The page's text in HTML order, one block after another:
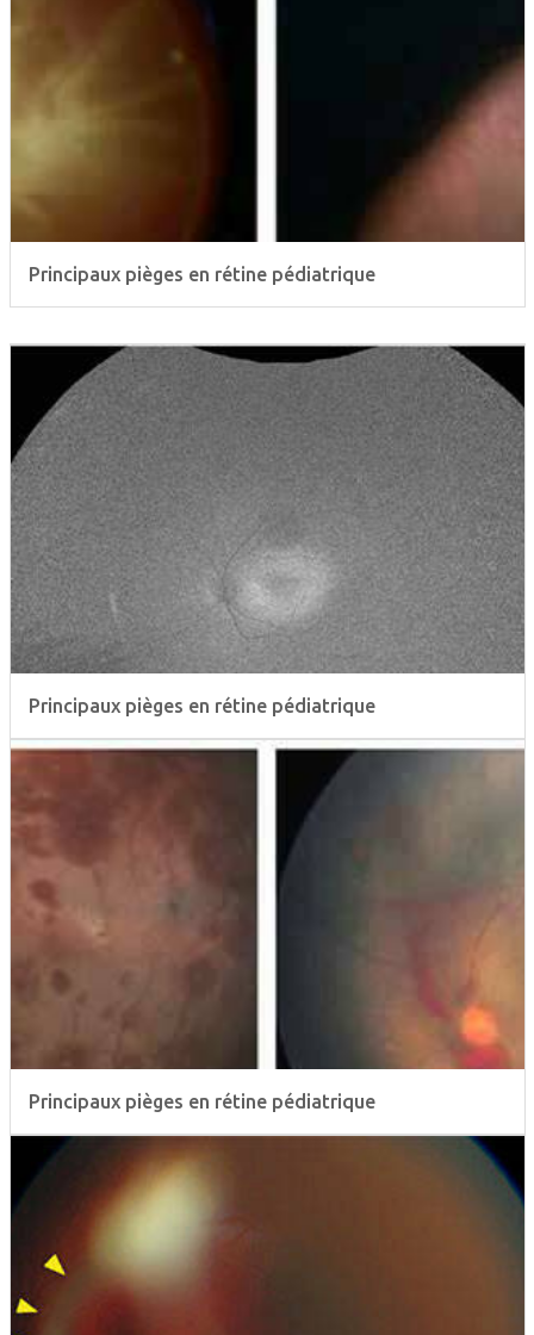
Principaux pièges en rétine pédiatrique
Principaux pièges en rétine pédiatrique
Principaux pièges en rétine pédiatrique